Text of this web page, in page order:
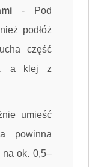
-
Pod
podłóż
część
a klej z
umieść
powinna
na ok. 0,5–